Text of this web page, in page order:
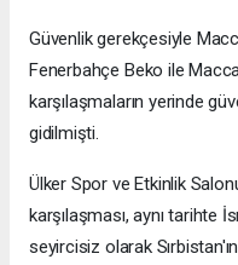
Güvenlik gerekçesiyle
Fenerbahçe Beko ile
karşılaşmaların yerinde
gidilmişti.
Ülker Spor ve Etkinlik
karşılaşması, aynı tarihte
seyircisiz olarak